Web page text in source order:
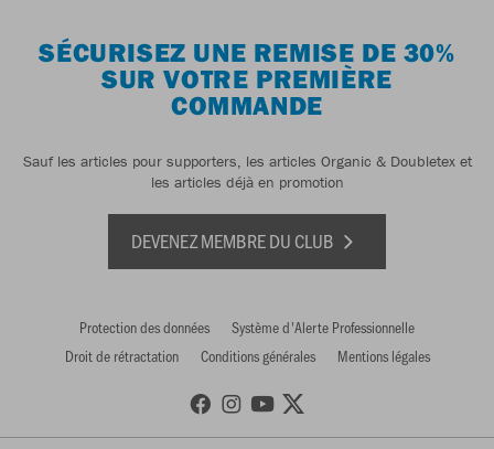
SÉCURISEZ UNE REMISE DE 30%
SUR VOTRE PREMIÈRE
COMMANDE
Sauf les articles pour supporters, les articles Organic & Doubletex et
les articles déjà en promotion
DEVENEZ MEMBRE DU CLUB
Protection des données
Système d'Alerte Professionnelle
Droit de rétractation
Conditions générales Mentions légales